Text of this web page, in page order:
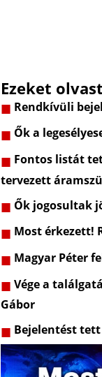
Ezeket
Rendkívüli
Ők a
Fontos listát
tervezett
Ők jogosultak
Most érkezett!
Magyar Péter
Vége a
Gábor
Bejelentést